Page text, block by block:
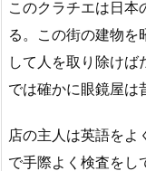
このクラチエは日本
る。この街の建物を
して人を取り除けば
では確かに眼鏡屋は
店の主人は英語をよ
で手際よく検査をし